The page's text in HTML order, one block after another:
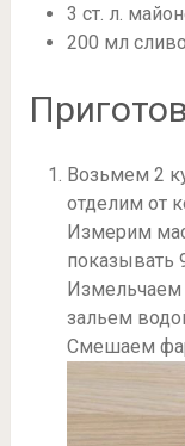
3 ст. л.
200 мл
Возьмем 2
отделим от
Измерим
показывать
Измельчаем
зальем
Смешаем